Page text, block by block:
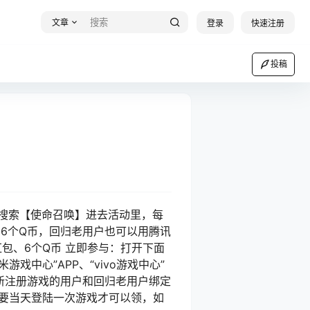
文章 登录 快速注册
投稿
索【使命召唤】进去活动里，每
个Q币，回归老用户也可以用腾讯
、6个Q币 立即参与：打开下面
游戏中心”APP、“vivo游戏中心”
注册游戏的用户和回归老用户绑定
当天登陆一次游戏才可以领，如